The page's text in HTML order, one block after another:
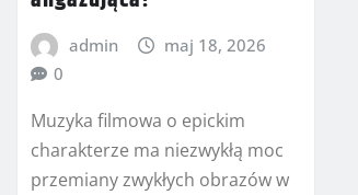
admin
maj 18, 2026
0
Muzyka filmowa o epickim
charakterze ma niezwykłą moc
przemiany zwykłych obrazów w